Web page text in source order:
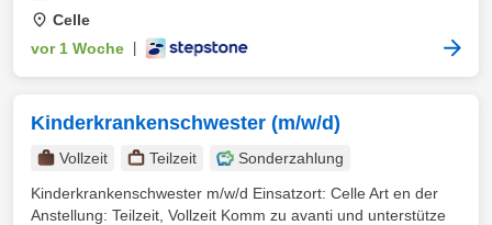
Celle
vor 1 Woche
Kinderkrankenschwester (m/w/d)
Vollzeit Teilzeit
Sonderzahlung
Kinderkrankenschwester m/w/d Einsatzort: Celle Art en der
Anstellung: Teilzeit, Vollzeit Komm zu avanti und unterstütze